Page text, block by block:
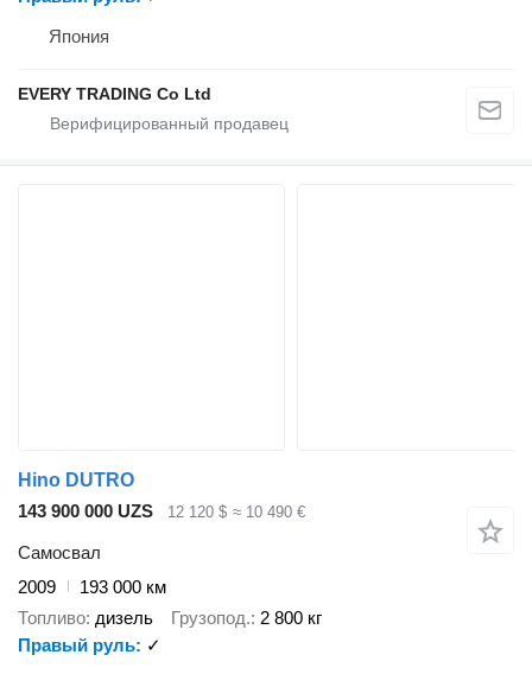
Япония
EVERY TRADING Co Ltd
Hino DUTRO
143 900 000 UZS
12 120 $ ≈ 10 490 €
Самосвал
2009
193 000 км
Топливо дизель Грузопод. 2 800 кг
Правый руль
✓